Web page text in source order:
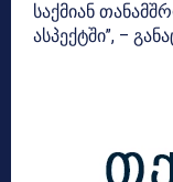
საქმიან
ასპექტში”, –